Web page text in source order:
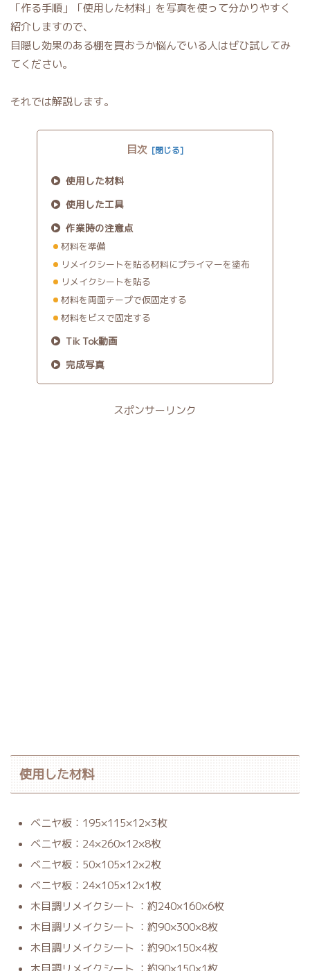
「作る手順」「使用した材料」を写真を使って分かりやすく
紹介しますので、
目隠し効果のある棚を買おうか悩んでいる人はぜひ試してみ
てください。
それでは解説します。
目次
使用した材料
使用した工具
作業時の注意点
材料を準備
リメイクシートを貼る材料にプライマーを塗布
リメイクシートを貼る
材料を両面テープで仮固定する
材料をビスで固定する
Tik Tok動画
完成写真
スポンサーリンク
使用した材料
ベニヤ板：195×115×12×3枚
ベニヤ板：24×260×12×8枚
ベニヤ板：50×105×12×2枚
ベニヤ板：24×105×12×1枚
木目調リメイクシート ：約240×160×6枚
木目調リメイクシート ：約90×300×8枚
木目調リメイクシート ：約90×150×4枚